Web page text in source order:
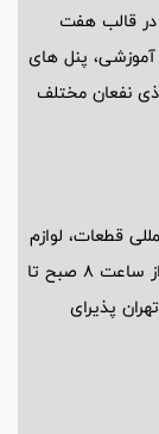
قالب هفت
پنل های
نفعان مختلف
قطعات، لوازم
و مجموعه های خودرو از 8 تا 11 خردادماه 1404 و از ساعت 8 صبح تا
پذیرای